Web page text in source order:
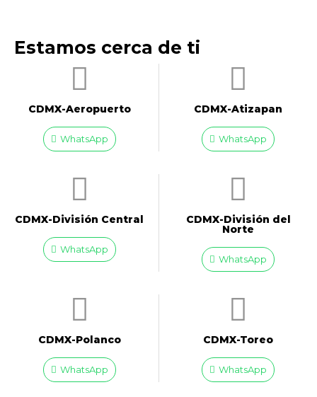
Estamos cerca de ti
CDMX-Aeropuerto​
WhatsApp
CDMX-Atizapan
WhatsApp
CDMX-División Central
WhatsApp
CDMX-División del
Norte
WhatsApp
CDMX-Polanco
WhatsApp
CDMX-Toreo
WhatsApp